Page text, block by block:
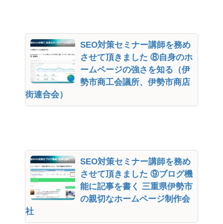
SEO対策セミナー講師を務め
させて頂きました ⑧自身のホ
ームページの強さを知る（伊
勢市商工会議所、伊勢市商店
街連合会）
SEO対策セミナー講師を務め
させて頂きました ⑨ブログ機
能に記事を書く 三重県伊勢市
の親切なホームページ制作会
社